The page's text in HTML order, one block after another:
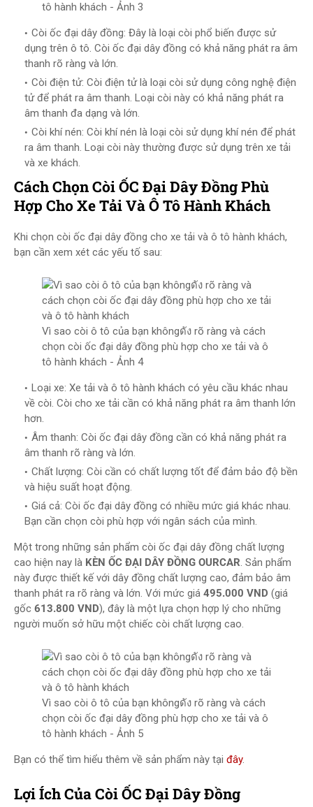
tô hành khách - Ảnh 3
Còi ốc đại dây đồng: Đây là loại còi phổ biến được sử
dụng trên ô tô. Còi ốc đại dây đồng có khả năng phát ra âm
thanh rõ ràng và lớn.
Còi điện tử: Còi điện tử là loại còi sử dụng công nghệ điện
tử để phát ra âm thanh. Loại còi này có khả năng phát ra
âm thanh đa dạng và lớn.
Còi khí nén: Còi khí nén là loại còi sử dụng khí nén để phát
ra âm thanh. Loại còi này thường được sử dụng trên xe tải
và xe khách.
Cách Chọn Còi ỐC Đại Dây Đồng Phù
Hợp Cho Xe Tải Và Ô Tô Hành Khách
Khi chọn còi ốc đại dây đồng cho xe tải và ô tô hành khách,
bạn cần xem xét các yếu tố sau:
Vì sao còi ô tô của bạn khôngดัง rõ ràng và cách
chọn còi ốc đại dây đồng phù hợp cho xe tải và ô
tô hành khách - Ảnh 4
Loại xe: Xe tải và ô tô hành khách có yêu cầu khác nhau
về còi. Còi cho xe tải cần có khả năng phát ra âm thanh lớn
hơn.
Âm thanh: Còi ốc đại dây đồng cần có khả năng phát ra
âm thanh rõ ràng và lớn.
Chất lượng: Còi cần có chất lượng tốt để đảm bảo độ bền
và hiệu suất hoạt động.
Giá cả: Còi ốc đại dây đồng có nhiều mức giá khác nhau.
Bạn cần chọn còi phù hợp với ngân sách của mình.
Một trong những sản phẩm còi ốc đại dây đồng chất lượng
cao hiện nay là KÈN ỐC ĐẠI DÂY ĐỒNG OURCAR. Sản phẩm
này được thiết kế với dây đồng chất lượng cao, đảm bảo âm
thanh phát ra rõ ràng và lớn. Với mức giá 495.000 VND (giá
gốc 613.800 VND), đây là một lựa chọn hợp lý cho những
người muốn sở hữu một chiếc còi chất lượng cao.
Vì sao còi ô tô của bạn khôngดัง rõ ràng và cách
chọn còi ốc đại dây đồng phù hợp cho xe tải và ô
tô hành khách - Ảnh 5
Bạn có thể tìm hiểu thêm về sản phẩm này tại đây.
Lợi Ích Của Còi ỐC Đại Dây Đồng